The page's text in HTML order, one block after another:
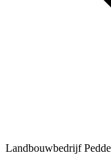
Landbouwbedrijf